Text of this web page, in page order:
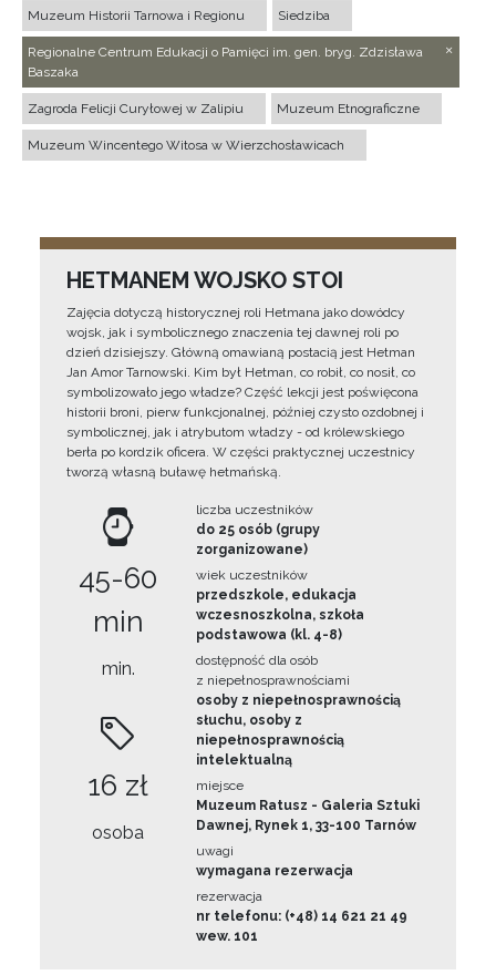
Muzeum Historii Tarnowa i Regionu Siedziba
Regionalne Centrum Edukacji o Pamięci im. gen. bryg. Zdzisława
Baszaka
Zagroda Felicji Curyłowej w Zalipiu Muzeum Etnograficzne
Muzeum Wincentego Witosa w Wierzchosławicach
HETMANEM WOJSKO STOI
Zajęcia dotyczą historycznej roli Hetmana jako dowódcy
wojsk, jak i symbolicznego znaczenia tej dawnej roli po
dzień dzisiejszy. Główną omawianą postacią jest Hetman
Jan Amor Tarnowski. Kim był Hetman, co robił, co nosił, co
symbolizowało jego władze? Część lekcji jest poświęcona
historii broni, pierw funkcjonalnej, później czysto ozdobnej i
symbolicznej, jak i atrybutom władzy - od królewskiego
berła po kordzik oficera. W części praktycznej uczestnicy
tworzą własną buławę hetmańską.
45-60
min
min.
16 zł
osoba
liczba uczestników
do 25 osób (grupy
zorganizowane)
wiek uczestników
przedszkole, edukacja
wczesnoszkolna, szkoła
podstawowa (kl. 4-8)
dostępność dla osób
z niepełnosprawnościami
osoby z niepełnosprawnością
słuchu, osoby z
niepełnosprawnością
intelektualną
miejsce
Muzeum Ratusz - Galeria Sztuki
Dawnej, Rynek 1, 33-100 Tarnów
uwagi
wymagana rezerwacja
rezerwacja
nr telefonu: (+48) 14 621 21 49
wew. 101